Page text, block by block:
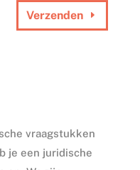
Verzenden
vraagstukken
je een juridische